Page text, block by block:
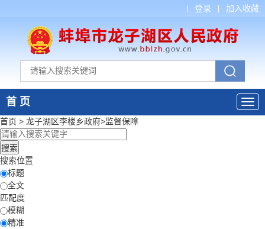
登录 加入收藏
首 页
首页 > 龙子湖区李楼乡政府>监督保障
搜索位置
标题
全文
匹配度
模糊
精准